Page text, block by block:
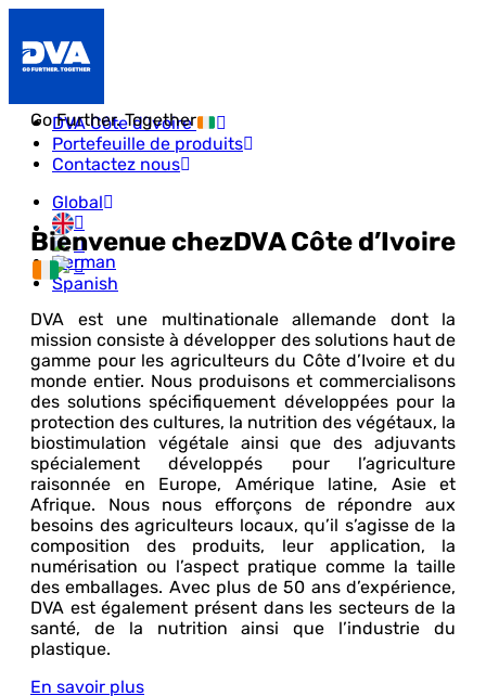
DVA Côte d’Ivoire
Portefeuille de produits
Contactez nous
Global
Go Further. Together
Bienvenue chezDVA Côte d’Ivoire
DVA est une multinationale allemande dont la
mission consiste à développer des solutions haut de
gamme pour les agriculteurs du Côte d’Ivoire et du
monde entier. Nous produisons et commercialisons
des solutions spécifiquement développées pour la
protection des cultures, la nutrition des végétaux, la
biostimulation végétale ainsi que des adjuvants
spécialement développés pour l’agriculture
raisonnée en Europe, Amérique latine, Asie et
Afrique. Nous nous efforçons de répondre aux
besoins des agriculteurs locaux, qu’il s’agisse de la
composition des produits, leur application, la
numérisation ou l’aspect pratique comme la taille
des emballages. Avec plus de 50 ans d’expérience,
DVA est également présent dans les secteurs de la
santé, de la nutrition ainsi que l’industrie du
plastique.
En savoir plus